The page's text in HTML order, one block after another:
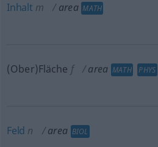
Inhalt m area MATH
(Ober)Fläche f area MATH PHYS
Feld n area BIOL